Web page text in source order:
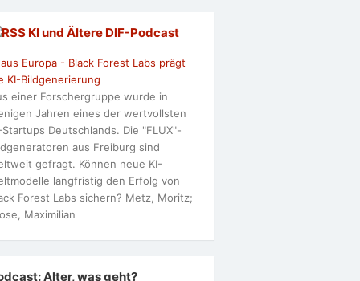
KI und Ältere DlF-Podcast
aus Europa - Black Forest Labs prägt
KI-Bildgenerierung
einer Forschergruppe wurde in
Jahren eines der wertvollsten
Startups Deutschlands. Die "FLUX"-
aus Freiburg sind
gefragt. Können neue KI-
langfristig den Erfolg von
Forest Labs sichern? Metz, Moritz;
Maximilian
Alter, was geht?